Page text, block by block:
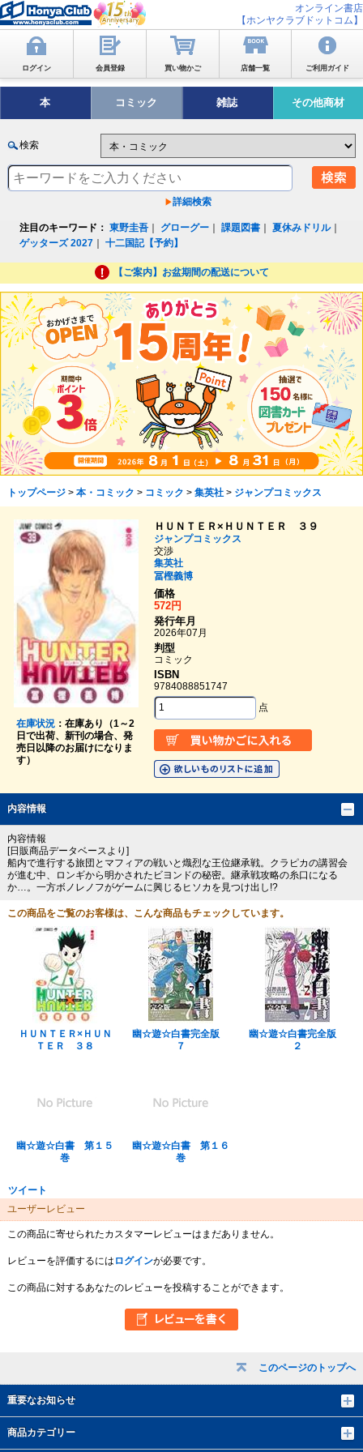
オンライン書店
【ホンヤクラブドットコム】
ログイン 会員登録 買い物かご 店舗一覧 ご利用ガイド
本 コミック 雑誌 その他商材
検索
詳細検索
注目のキーワード： 東野圭吾 グローグー ｜課題図書 ｜夏休みドリル｜
ゲッターズ 2027 ｜十二国記【予約】
【ご案内】お盆期間の配送について
このページのトップへ
重要なお知らせ
商品カテゴリー
トップページ> 本・コミック > コミック > 集英社> ジャンプコミックス
在庫状況：在庫あり（1～2
日で出荷、新刊の場合、発
売日以降のお届けになりま
す）
ＨＵＮＴＥＲ×ＨＵＮＴＥＲ ３９
ジャンプコミックス
交渉
集英社
冨樫義博
価格
572円
発行年月
2026年07月
判型
コミック
ISBN
9784088851747
点
内容情報
内容情報
[日販商品データベースより]
船内で進行する旅団とマフィアの戦いと熾烈な王位継承戦。クラピカの講習会
が進む中、ロンギから明かされたビヨンドの秘密。継承戦攻略の糸口になる
か…。一方ボノレノフがゲームに興じるヒソカを見つけ出し!?
この商品をご覧のお客様は、こんな商品もチェックしています。
ＨＵＮＴＥＲ×ＨＵＮ
ＴＥＲ ３８
幽☆遊☆白書完全版
７
幽☆遊☆白書完全版
２
幽☆遊☆白書 第１５
巻
幽☆遊☆白書 第１６
巻
ツイート
ユーザーレビュー
この商品に寄せられたカスタマーレビューはまだありません。
レビューを評価するには ログインが必要です。
この商品に対するあなたのレビューを投稿することができます。